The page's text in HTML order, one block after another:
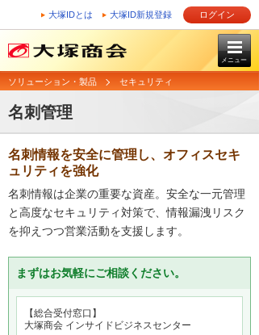
大塚IDとは 大塚ID新規登録 ログイン
メニュー
ソリューション・製品 セキュリティ
名刺管理
名刺情報を安全に管理し、オフィスセキ
ュリティを強化
名刺情報は企業の重要な資産。安全な一元管理
と高度なセキュリティ対策で、情報漏洩リスク
を抑えつつ営業活動を支援します。
まずはお気軽にご相談ください。
【総合受付窓口】
大塚商会 インサイドビジネスセンター